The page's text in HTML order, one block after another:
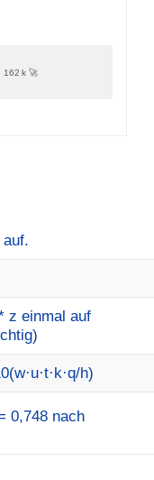
162 k 🚀
z einmal auf
h)
0,748 nach